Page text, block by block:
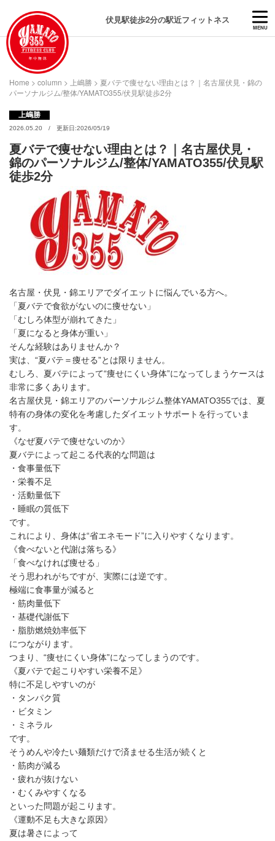
伏見駅徒歩2分の駅近フィットネス
MENU
Home > column > 上嶋勝 > 夏バテで痩せない理由とは？｜名古屋伏見・錦の
パーソナルジム/整体/YAMATO355/伏見駅徒歩2分
上嶋勝
2026.05.20 / 更新日:2026/05/19
夏バテで痩せない理由とは？｜名古屋伏見・
錦のパーソナルジム/整体/YAMATO355/伏見駅
徒歩2分
名古屋・伏見・錦エリアでダイエットに悩んでいる方へ。
「夏バテで食欲がないのに痩せない」
「むしろ体型が崩れてきた」
「夏になると身体が重い」
そんな経験はありませんか？
実は、“夏バテ＝痩せる”とは限りません。
むしろ、夏バテによって“痩せにくい身体”になってしまうケースは
非常に多くあります。
名古屋伏見・錦エリアのパーソナルジム整体YAMATO355では、夏
特有の身体の変化を考慮したダイエットサポートを行っていま
す。
《なぜ夏バテで痩せないのか》
夏バテによって起こる代表的な問題は
・食事量低下
・栄養不足
・活動量低下
・睡眠の質低下
です。
これにより、身体は“省エネモード”に入りやすくなります。
《食べないと代謝は落ちる》
「食べなければ痩せる」
そう思われがちですが、実際には逆です。
極端に食事量が減ると
・筋肉量低下
・基礎代謝低下
・脂肪燃焼効率低下
につながります。
つまり、“痩せにくい身体”になってしまうのです。
《夏バテで起こりやすい栄養不足》
特に不足しやすいのが
・タンパク質
・ビタミン
・ミネラル
です。
そうめんや冷たい麺類だけで済ませる生活が続くと
・筋肉が減る
・疲れが抜けない
・むくみやすくなる
といった問題が起こります。
《運動不足も大きな原因》
夏は暑さによって